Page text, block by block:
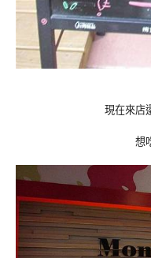
現在來店
想